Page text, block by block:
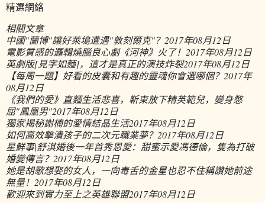
精選網絡
相關文章
中國"蘭博"讓好萊塢遭遇"敦刻爾克"？ 2017年08月12日
電影質感的邏輯燒腦良心劇《河神》火了！ 2017年08月12日
英劇版[見字如麵]，這才是真正的演技炸裂2017年08月12日
【每周一題】好看的皮囊和有趣的靈魂你會選哪個？ 2017年
08月12日
《我們的愛》直麵生活悲喜，靳東放下精英範兒，變身憋
屈"鳳凰男"2017年08月12日
獨家揭秘謝楠的愛情結晶生活2017年08月12日
如何高效擊潰孩子的二次元職業夢？ 2017年08月12日
星鮮事|舒淇婚後一年首秀恩愛：甜蜜示愛馮德倫，隻為打破
婚變傳言？ 2017年08月12日
她是胡歌想娶的女人，一向毒舌的金星也忍不住稱讚她前途
無量！ 2017年08月12日
歡迎來到實力至上之英雄聯盟2017年08月12日